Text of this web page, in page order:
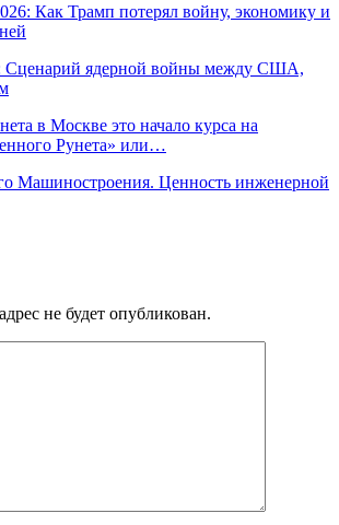
Как Трамп потерял войну, экономику и
Сценарий ядерной войны между США,
в Москве это начало курса на
Рунета» или…
Машиностроения. Ценность инженерной
не будет опубликован.